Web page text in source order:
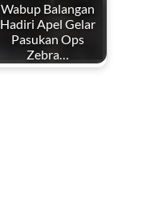
Wabup Balangan
Hadiri Apel Gelar
Pasukan Ops
Zebra…